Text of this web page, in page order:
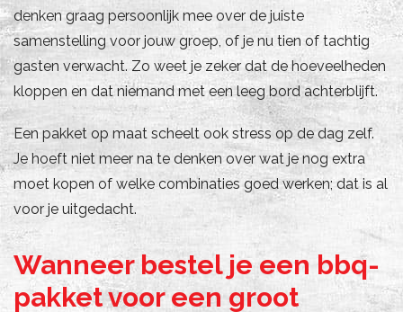
denken graag persoonlijk mee over de juiste
samenstelling voor jouw groep, of je nu tien of tachtig
gasten verwacht. Zo weet je zeker dat de hoeveelheden
kloppen en dat niemand met een leeg bord achterblijft.
Een pakket op maat scheelt ook stress op de dag zelf.
Je hoeft niet meer na te denken over wat je nog extra
moet kopen of welke combinaties goed werken; dat is al
voor je uitgedacht.
Wanneer bestel je een bbq-
pakket voor een groot